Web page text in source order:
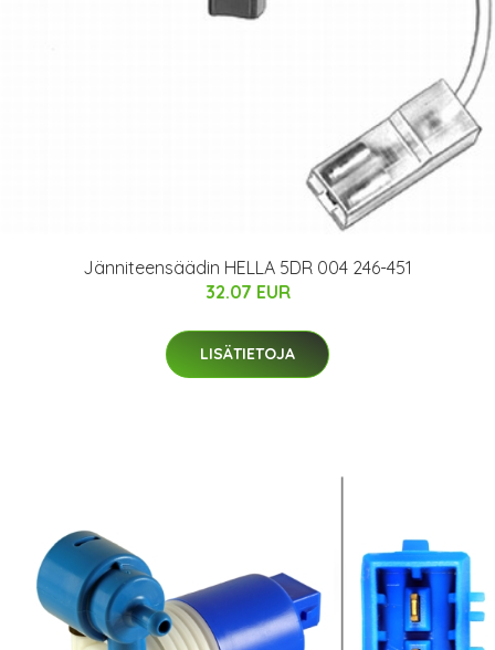
Jänniteensäädin HELLA 5DR 004 246-451
32.07 EUR
LISÄTIETOJA